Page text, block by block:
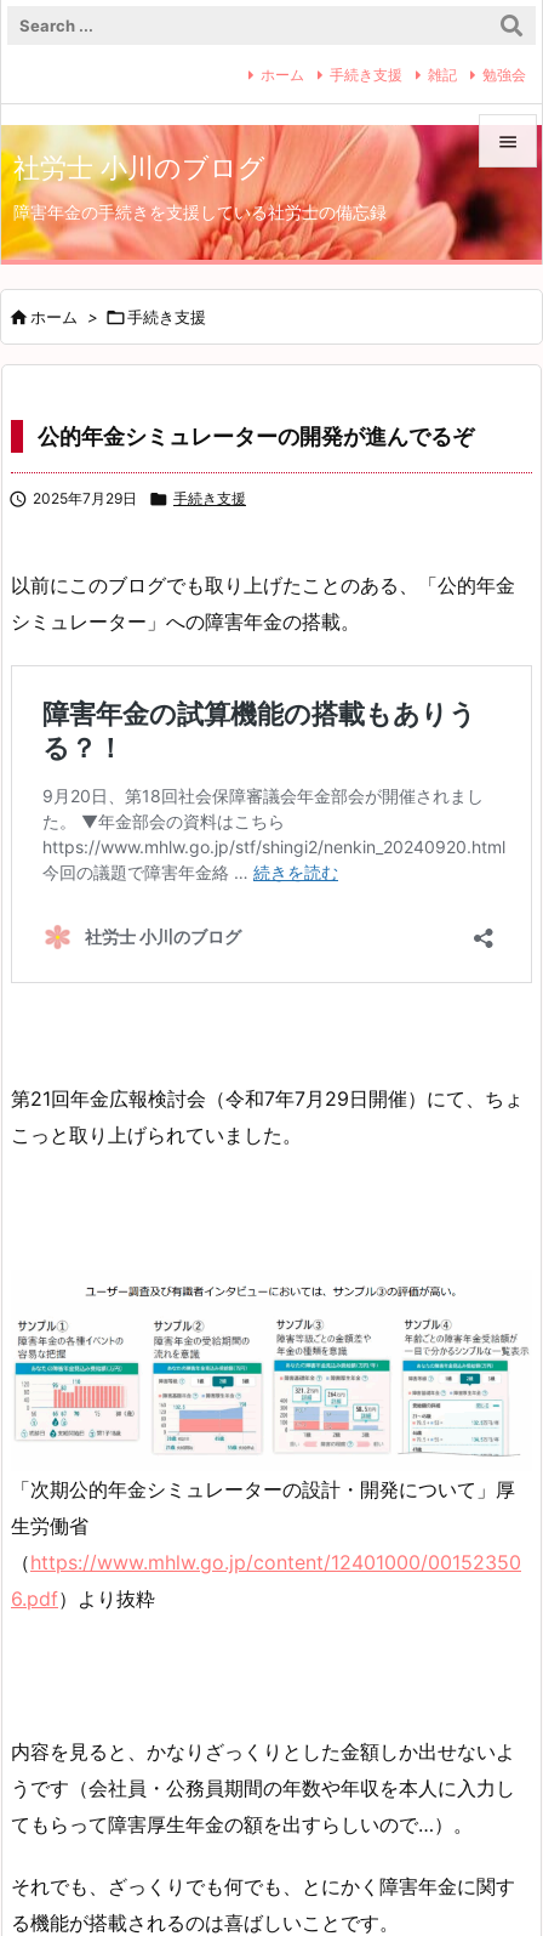
社労士 小川のブログ
障害年金の手続きを支援している社労士の備忘録


メニュ

前へ
ホーム 手続き支援 雑記 勉強会
ホーム > 手続き支援
公的年金シミュレーターの開発が進んでるぞ
 2025年7月29日  手続き支援
以前にこのブログでも取り上げたことのある、「公的年金
シミュレーター」への障害年金の搭載。
第21回年金広報検討会（令和7年7月29日開催）にて、ちょ
こっと取り上げられていました。
「次期公的年金シミュレーターの設計・開発について」厚
生労働省
（https://www.mhlw.go.jp/content/12401000/00152350
6.pdf）より抜粋
内容を見ると、かなりざっくりとした金額しか出せないよ
うです（会社員・公務員期間の年数や年収を本人に入力し
てもらって障害厚生年金の額を出すらしいので…）。
それでも、ざっくりでも何でも、とにかく障害年金に関す
る機能が搭載されるのは喜ばしいことです。